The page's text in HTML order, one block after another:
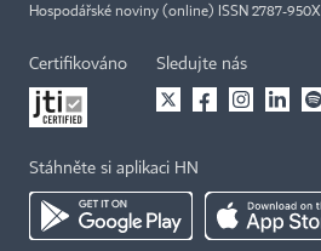
Hospodářské noviny (online) ISSN 2787-950X
Certifikováno Sledujte nás
Stáhněte si aplikaci HN